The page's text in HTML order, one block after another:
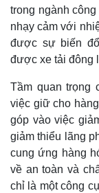
trong ngành
nhạy cảm với
được sự biến
được xe tải đông
Tầm quan trọng
việc giữ cho
góp vào việc
giảm thiểu lãng
cung ứng hàng
về an toàn và
chỉ là một công